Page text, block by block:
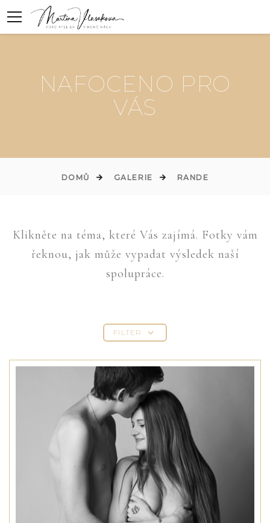
NAFOCENO PRO
VÁS
DOMŮ GALERIE RANDE
Klikněte na téma, které Vás zajímá. Fotky vám
řeknou, jak může vypadat výsledek naší
spolupráce.
FILTER